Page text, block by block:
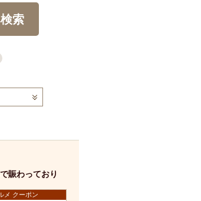
索
煙可
ター
りごたつ
賑わっており
メ クーポン